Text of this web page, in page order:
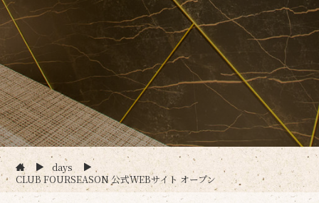
days
CLUB FOURSEASON 公式WEBサイト オープン